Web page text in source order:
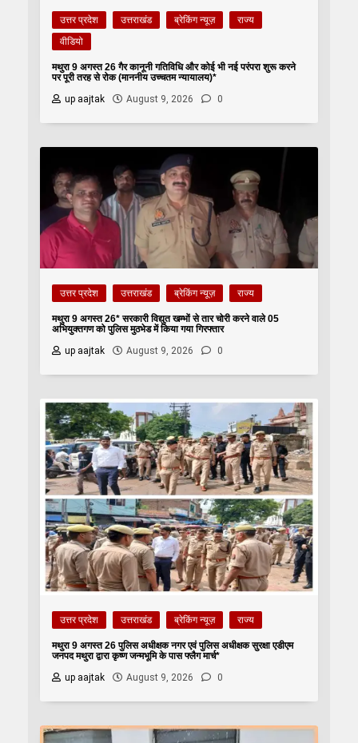
उत्तर प्रदेश उत्तराखंड ब्रेकिंग न्यूज़
राज्य
वीडियो
मथुरा 9 अगस्त 26 गैर कानूनी गतिविधि और कोई भी नई परंपरा शुरू करने
पर पूरी तरह से रोक (माननीय उच्चतम न्यायालय)*
up aajtak
August 9, 2026 0
उत्तर प्रदेश उत्तराखंड ब्रेकिंग न्यूज़ राज्य
मथुरा 9 अगस्त 26* सरकारी विद्युत खम्भों से तार चोरी करने वाले 05
अभियुक्तगण को पुलिस मुठभेड में किया गया गिरफ्तार
up aajtak
August 9, 2026 0
उत्तर प्रदेश उत्तराखंड ब्रेकिंग न्यूज़ राज्य
मथुरा 9 अगस्त 26 पुलिस अधीक्षक नगर एवं पुलिस अधीक्षक सुरक्षा एडीएम
जनपद मथुरा द्वारा कृष्ण जन्मभूमि के पास फ्लैग मार्च*
up aajtak
August 9, 2026 0